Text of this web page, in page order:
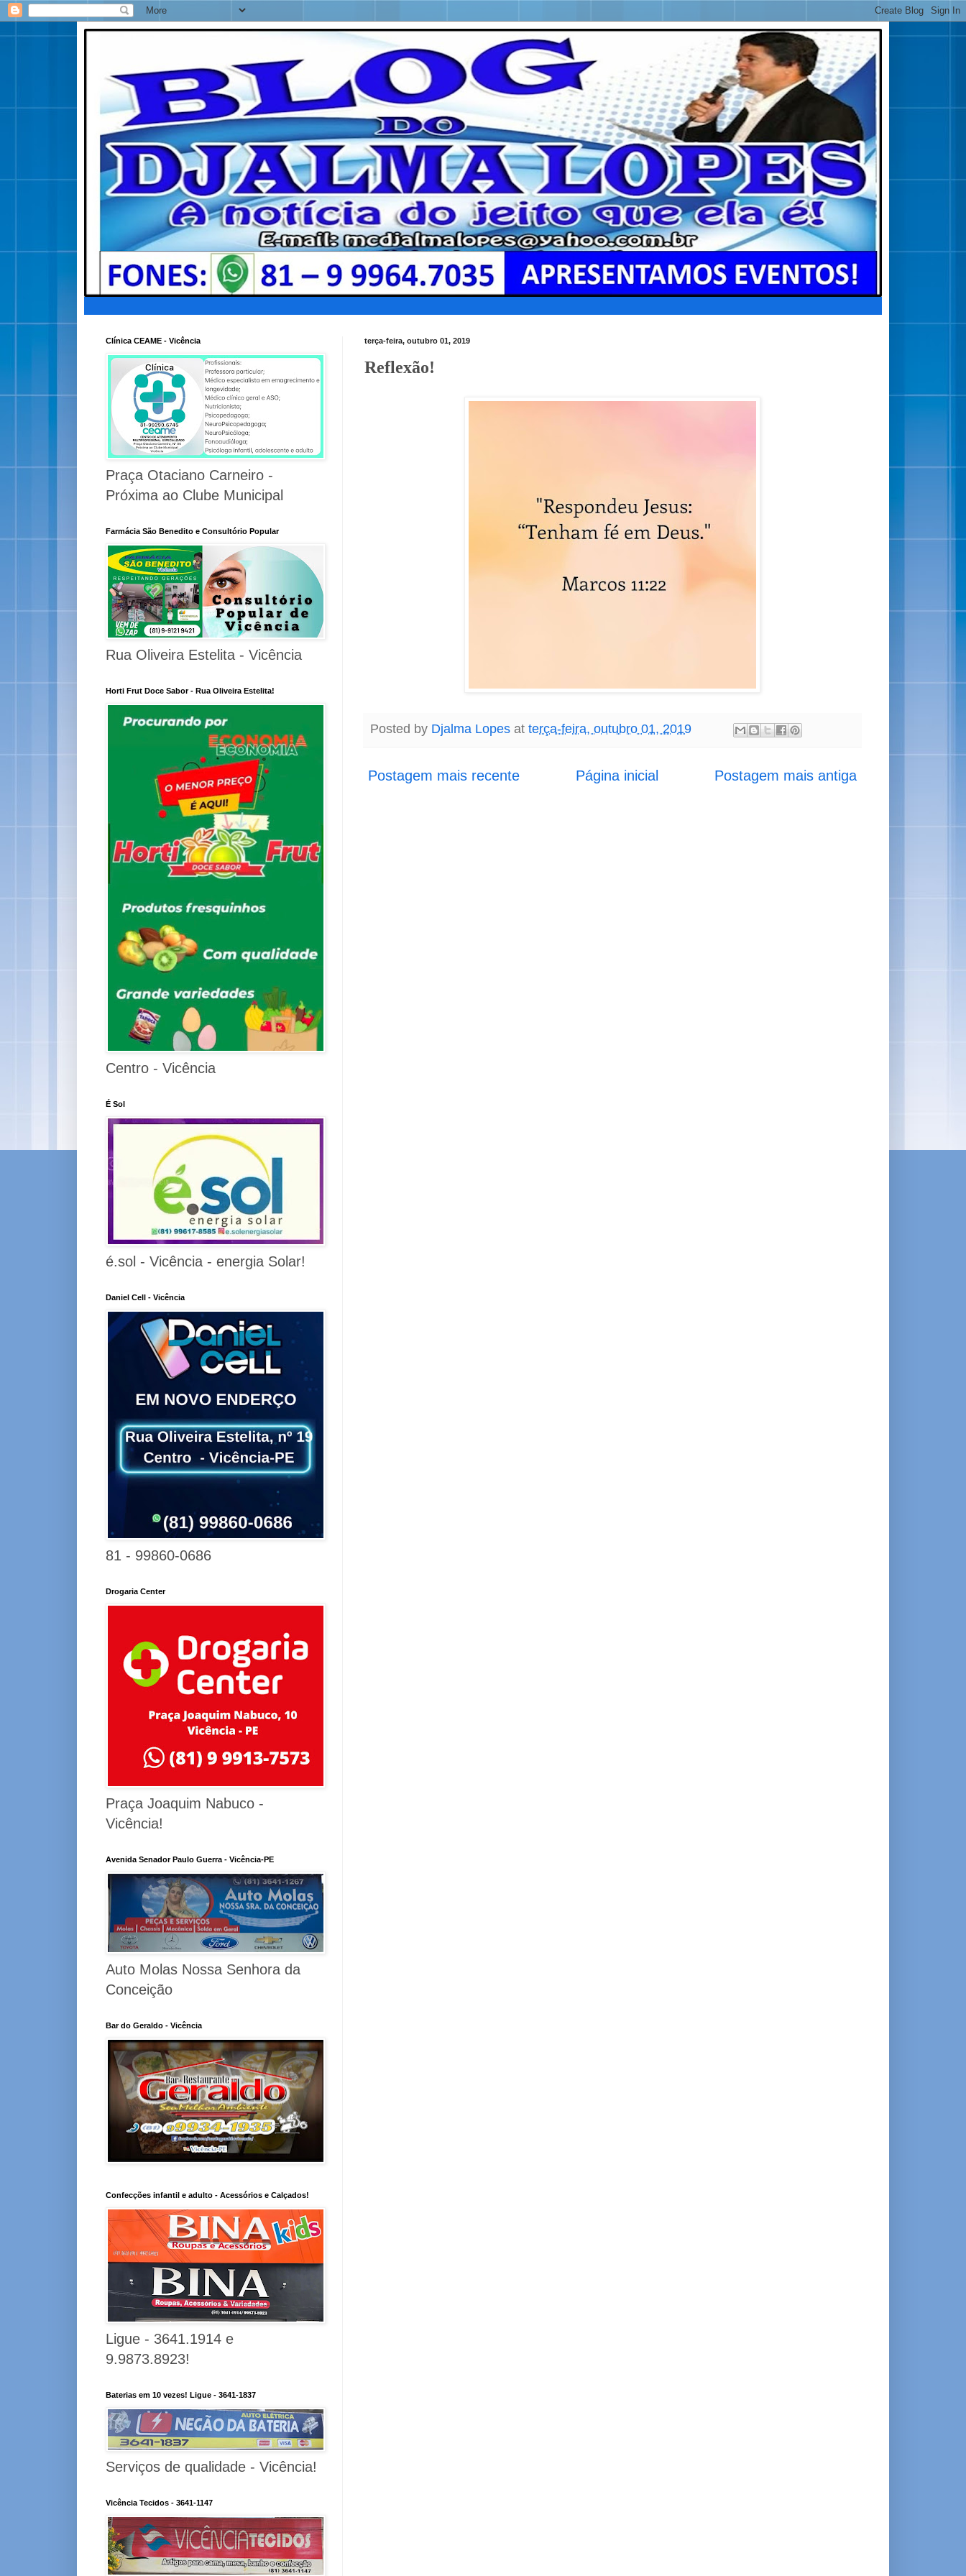
terça-feira, outubro 01, 2019
Reflexão!
Posted by Djalma Lopes at terça-feira, outubro 01, 2019
Postagem mais recente Postagem mais antiga
Página inicial
Clínica CEAME - Vicência
Praça Otaciano Carneiro -
Próxima ao Clube Municipal
Farmácia São Benedito e Consultório Popular
Rua Oliveira Estelita - Vicência
Horti Frut Doce Sabor - Rua Oliveira Estelita!
Centro - Vicência
É Sol
é.sol - Vicência - energia Solar!
Daniel Cell - Vicência
81 - 99860-0686
Drogaria Center
Praça Joaquim Nabuco -
Vicência!
Avenida Senador Paulo Guerra - Vicência-PE
Auto Molas Nossa Senhora da
Conceição
Bar do Geraldo - Vicência
Confecções infantil e adulto - Acessórios e Calçados!
Ligue - 3641.1914 e
9.9873.8923!
Baterias em 10 vezes! Ligue - 3641-1837
Serviços de qualidade - Vicência!
Vicência Tecidos - 3641-1147